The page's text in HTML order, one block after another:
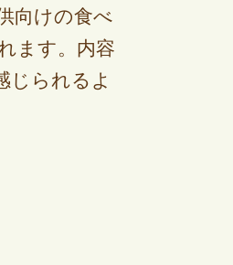
向けの食べ
ます。内容
じられるよ